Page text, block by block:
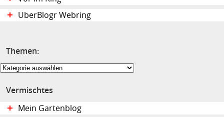
UberBlogr Webring
Themen:
Themen:
Vermischtes
Mein Gartenblog